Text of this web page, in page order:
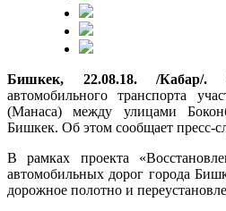
Бишкек, 22.08.18. /Кабар/.
автомобильного транспорта
(Манаса) между улицами
Бишкек. Об этом сообщает пресс-
В рамках проекта
автомобильных дорог города
дорожное полотно и